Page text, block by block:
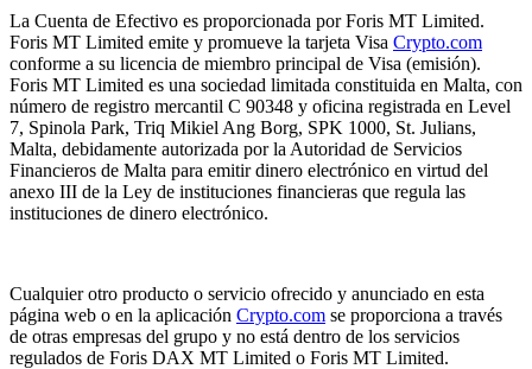
La Cuenta de Efectivo es proporcionada por Foris MT Limited.
Foris MT Limited emite y promueve la tarjeta Visa Crypto.com
conforme a su licencia de miembro principal de Visa (emisión).
Foris MT Limited es una sociedad limitada constituida en Malta, con
número de registro mercantil C 90348 y oficina registrada en Level
7, Spinola Park, Triq Mikiel Ang Borg, SPK 1000, St. Julians,
Malta, debidamente autorizada por la Autoridad de Servicios
Financieros de Malta para emitir dinero electrónico en virtud del
anexo III de la Ley de instituciones financieras que regula las
instituciones de dinero electrónico.
Cualquier otro producto o servicio ofrecido y anunciado en esta
página web o en la aplicación Crypto.com se proporciona a través
de otras empresas del grupo y no está dentro de los servicios
regulados de Foris DAX MT Limited o Foris MT Limited.